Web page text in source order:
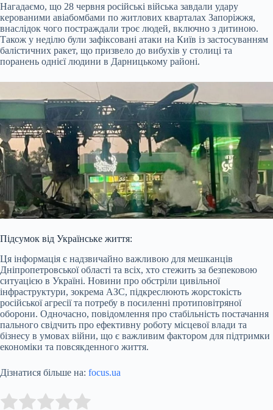
Нагадаємо, що 28 червня російські війська завдали удару
керованими авіабомбами по житлових кварталах Запоріжжя,
внаслідок чого постраждали троє людей, включно з дитиною.
Також у неділю були зафіксовані атаки на Київ із застосуванням
балістичних ракет, що призвело до вибухів у столиці та
поранень однієї людини в Дарницькому районі.
Підсумок від Українське життя:
Ця інформація є надзвичайно важливою для мешканців
Дніпропетровської області та всіх, хто стежить за безпековою
ситуацією в Україні. Новини про обстріли цивільної
інфраструктури, зокрема АЗС, підкреслюють жорстокість
російської агресії та потребу в посиленні протиповітряної
оборони. Одночасно, повідомлення про стабільність постачання
пального свідчить про ефективну роботу місцевої влади та
бізнесу в умовах війни, що є важливим фактором для підтримки
економіки та повсякденного життя.
Дізнатися більше на: focus.ua
Rate this item: